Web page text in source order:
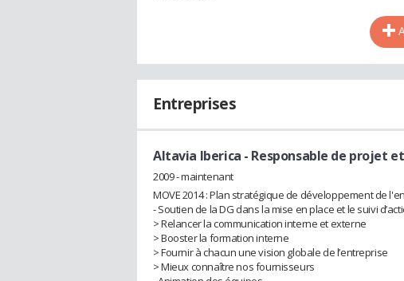
Entreprises
Altavia Iberica - Responsable de projet
2009 - maintenant
MOVE 2014 : Plan stratégique de développement de
- Soutien de la DG dans la mise en place et le suivi
> Relancer la communication interne et externe
> Booster la formation interne
> Fournir à chacun une vision globale de l’entreprise
> Mieux connaître nos fournisseurs